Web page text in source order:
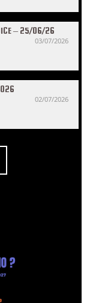
– 25/06/26
03/07/2026
02/07/2026